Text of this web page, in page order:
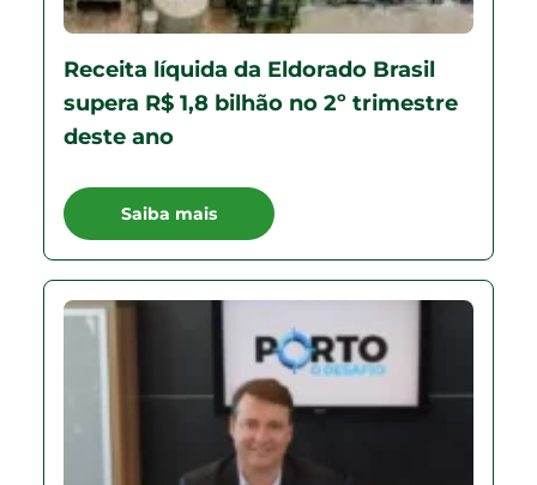
Receita líquida da Eldorado Brasil
supera R$ 1,8 bilhão no 2º trimestre
deste ano
Saiba mais